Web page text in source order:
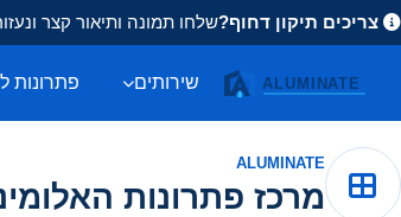
צריכים תיקון דחוף?שלחו תמונה ותיאור קצר
שירותים פתרונות
ALUMINATE
מרכז פתרונות